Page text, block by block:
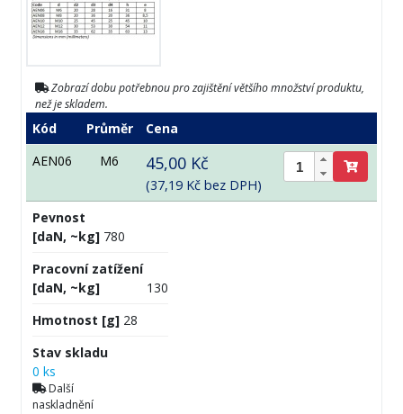
Zobrazí dobu potřebnou pro zajištění většího množství produktu,
než je skladem.
Kód Průměr
Cena
AEN06
M6 45,00 Kč
(37,19 Kč bez DPH)
Pevnost
[daN, ~kg] 780
Pracovní zatížení
[daN, ~kg]
130
Hmotnost [g] 28
Stav skladu
0 ks
Další
naskladnění